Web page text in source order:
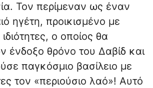
Τον περίμεναν ως έναν
ηγέτη, προικισμένο με
ο οποίος θα
ένδοξο θρόνο του Δαβίδ και
παγκόσμιο βασίλειο με
τον «περιούσιο λαό»! Αυτό